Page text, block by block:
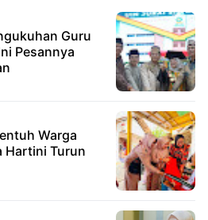
Guru
Pesannya
Warga
Hartini Turun